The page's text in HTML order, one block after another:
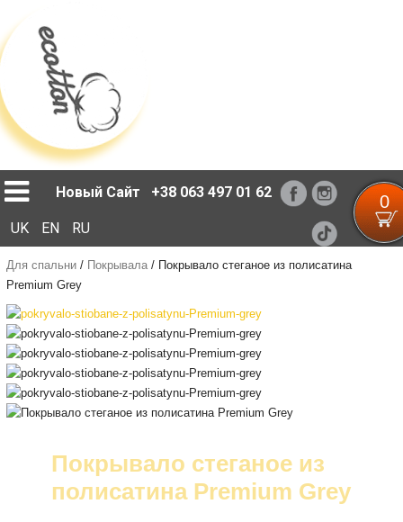
Новый Сайт +38 063 497 01 62 0
UK EN RU
Для спальни/ Покрывала/ Покрывало стеганое из полисатина
Premium Grey
Покрывало стеганое из
полисатина Premium Grey